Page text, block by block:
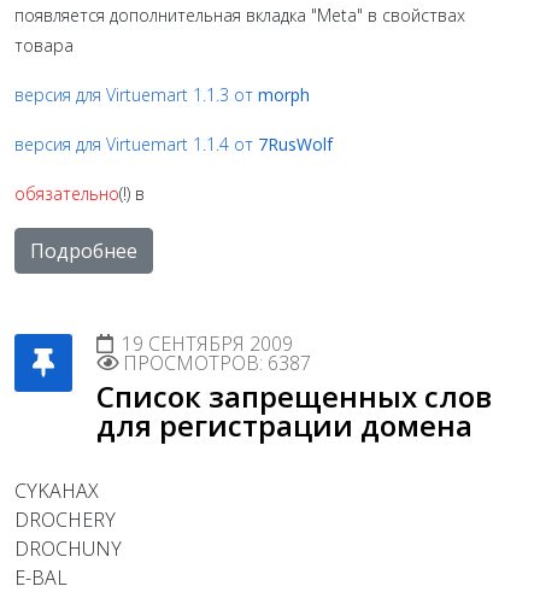
появляется дополнительная вкладка "Meta" в свойствах
товара
версия для Virtuemart 1.1.3 от morph
версия для Virtuemart 1.1.4 от 7RusWolf
обязательно(!) в
Подробнее
19 СЕНТЯБРЯ 2009
ПРОСМОТРОВ: 6387
Список запрещенных слов
для регистрации домена
CYKAHAX
DROCHERY
DROCHUNY
E-BAL